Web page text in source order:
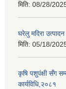
मिति: 08/28/
घरेलु मदिरा
मिति: 05/18/
कृषि पशुपंक्षी सँग
कार्यविधि,२०८१